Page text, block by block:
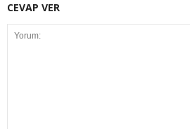
CEVAP VER